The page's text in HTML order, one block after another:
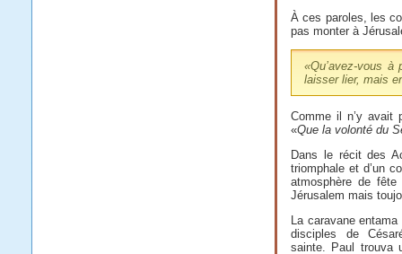
À ces paroles, les
pas monter à
«Qu’avez-vous
laisser lier, mais
Comme il n’y avait
«Que la volonté du
Dans le récit des
triomphale et d’un
atmosphère de
Jérusalem mais
La caravane
disciples de
sainte. Paul trouva